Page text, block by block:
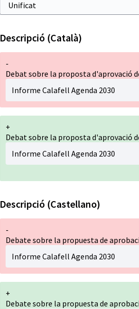
Descripció (Català)
-
Debat sobre la proposta d'aprovació
Informe Calafell Agenda 2030
+
Debat sobre la proposta d'aprovació
Informe Calafell Agenda 2030
Descripció (Castellano)
-
Debate sobre la propuesta de
Informe Calafell Agenda 2030
+
Debate sobre la propuesta de